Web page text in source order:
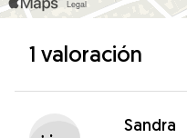
1 valoración
Sandra